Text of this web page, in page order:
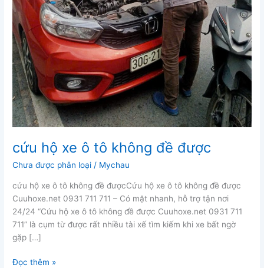
cứu hộ xe ô tô không đề được
Chưa được phân loại / Mychau
cứu hộ xe ô tô không đề đượcCứu hộ xe ô tô không đề được
Cuuhoxe.net 0931 711 711 – Có mặt nhanh, hỗ trợ tận nơi
24/24 “Cứu hộ xe ô tô không đề được Cuuhoxe.net 0931 711
711” là cụm từ được rất nhiều tài xế tìm kiếm khi xe bất ngờ
gặp […]
cứu
Đọc thêm »